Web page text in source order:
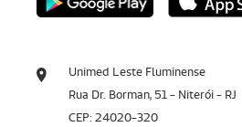
Unimed Leste Fluminense
Rua Dr. Borman, 51 - Niterói - RJ
CEP: 24020-320